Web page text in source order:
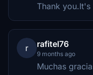
Thank
r rafitel76
9 months ago
Muchas